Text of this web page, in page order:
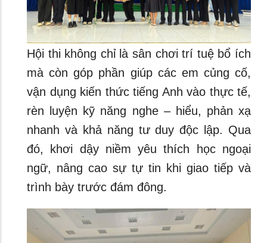
Hội thi không chỉ là sân chơi trí tuệ bổ ích
mà còn góp phần giúp các em củng cố,
vận dụng kiến thức tiếng Anh vào thực tế,
rèn luyện kỹ năng nghe – hiểu, phản xạ
nhanh và khả năng tư duy độc lập. Qua
đó, khơi dậy niềm yêu thích học ngoại
ngữ, nâng cao sự tự tin khi giao tiếp và
trình bày trước đám đông.